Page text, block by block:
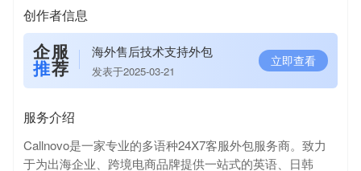
创作者信息
企服
推荐
海外售后技术支持外包
发表于2025-03-21
立即查看
服务介绍
Callnovo是一家专业的多语种24X7客服外包服务商。致力
于为出海企业、跨境电商品牌提供一站式的英语、日韩